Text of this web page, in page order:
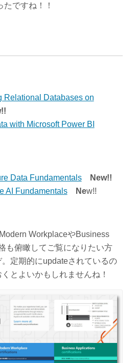
ですね！！
Relational Databases on
with Microsoft Power BI
Data Fundamentals
New!!
AI Fundamentals
New!!
WorkplaceやBusiness
も俯瞰してご覧になりたい方
定期的にupdateされているの
とよいかもしれませんね！